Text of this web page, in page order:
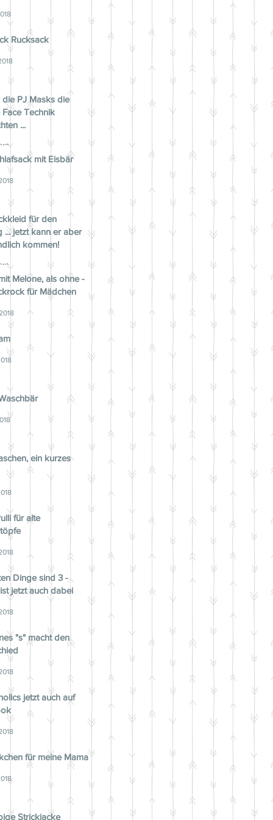
Rucksack
die PJ Masks die
Technik
...
mit Eisbär
für den
... jetzt kann er aber
kommen!
Melone, als ohne -
für Mädchen
ein kurzes
für alte
Dinge sind 3 -
jetzt auch dabei
"s" macht den
jetzt auch auf
für meine Mama
Strickjacke